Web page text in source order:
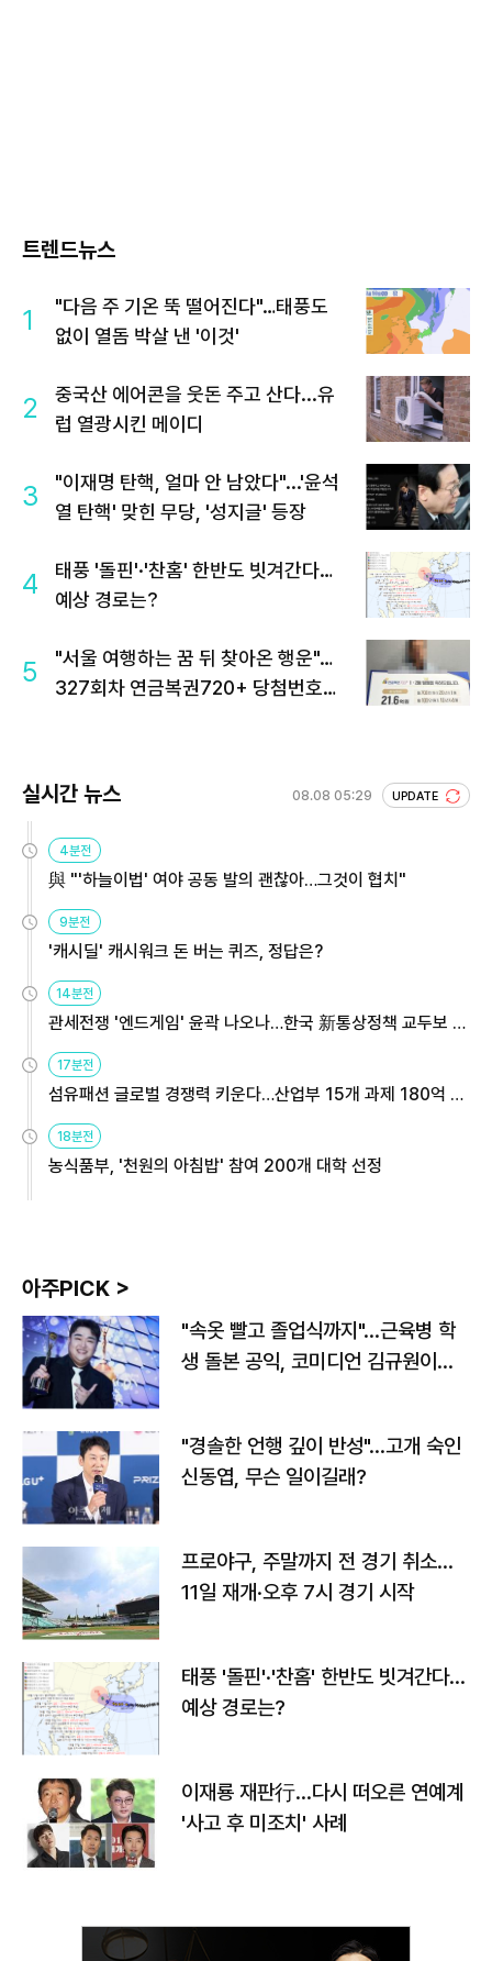
트렌드뉴스
1
"다음 주 기온 뚝 떨어진다"…태풍도
없이 열돔 박살 낸 '이것'
2
중국산 에어콘을 웃돈 주고 산다...유
럽 열광시킨 메이디
3
"이재명 탄핵, 얼마 안 남았다"...'윤석
열 탄핵' 맞힌 무당, '성지글' 등장
4
태풍 '돌핀'·'찬홈' 한반도 빗겨간다…
예상 경로는?
5
"서울 여행하는 꿈 뒤 찾아온 행운"…
327회차 연금복권720+ 당첨번호조
실시간 뉴스 08.08 05:29 UPDATE
4분전
與 "'하늘이법' 여야 공동 발의 괜찮아…그것이 협치"
9분전
'캐시딜' 캐시워크 돈 버는 퀴즈, 정답은?
14분전
관세전쟁 '엔드게임' 윤곽 나오나…한국 新통상정책 교두보 활
17분전
섬유패션 글로벌 경쟁력 키운다…산업부 15개 과제 180억 지
18분전
농식품부, '천원의 아침밥' 참여 200개 대학 선정
아주PICK >
"속옷 빨고 졸업식까지"…근육병 학
생 돌본 공익, 코미디언 김규원이었
"경솔한 언행 깊이 반성"…고개 숙인
신동엽, 무슨 일이길래?
프로야구, 주말까지 전 경기 취소…
11일 재개·오후 7시 경기 시작
태풍 '돌핀'·'찬홈' 한반도 빗겨간다…
예상 경로는?
이재룡 재판行…다시 떠오른 연예계
'사고 후 미조치' 사례